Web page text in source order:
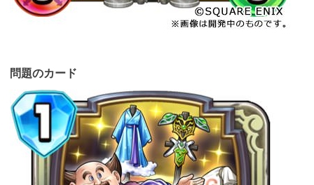
問題のカード